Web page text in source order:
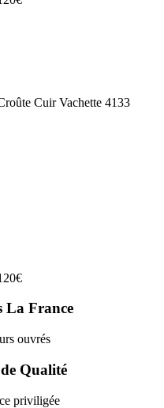
Cuir Vachette 4133
La France
ouvrés
Qualité
priviligée